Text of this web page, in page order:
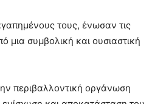
τους, ένωσαν τις
μια συμβολική και ουσιαστική
περιβαλλοντική οργάνωση